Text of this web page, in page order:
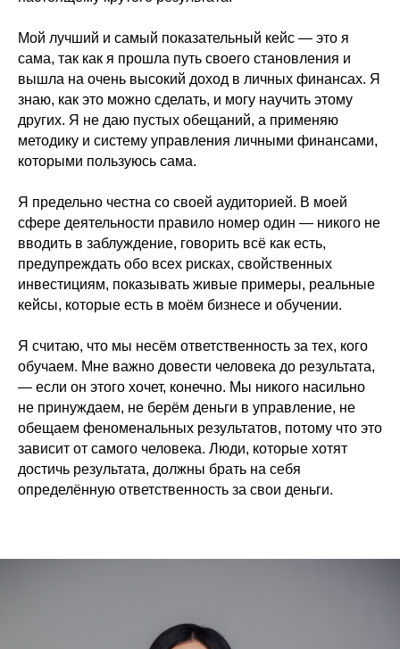
Мой лучший и самый показательный кейс — это я
сама, так как я прошла путь своего становления и
вышла на очень высокий доход в личных финансах. Я
знаю, как это можно сделать, и могу научить этому
других. Я не даю пустых обещаний, а применяю
методику и систему управления личными финансами,
которыми пользуюсь сама.
Я предельно честна со своей аудиторией. В моей
сфере деятельности правило номер один — никого не
вводить в заблуждение, говорить всё как есть,
предупреждать обо всех рисках, свойственных
инвестициям, показывать живые примеры, реальные
кейсы, которые есть в моём бизнесе и обучении.
Я считаю, что мы несём ответственность за тех, кого
обучаем. Мне важно довести человека до результата,
— если он этого хочет, конечно. Мы никого насильно
не принуждаем, не берём деньги в управление, не
обещаем феноменальных результатов, потому что это
зависит от самого человека. Люди, которые хотят
достичь результата, должны брать на себя
определённую ответственность за свои деньги.